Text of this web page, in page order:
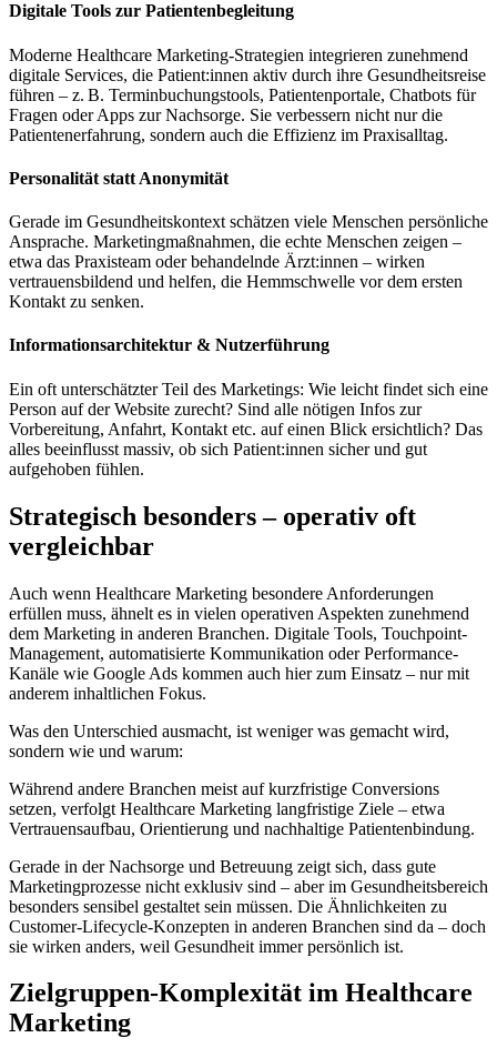
Digitale Tools zur Patientenbegleitung
Moderne Healthcare Marketing-Strategien integrieren zunehmend
digitale Services, die Patient:innen aktiv durch ihre Gesundheitsreise
führen – z. B. Terminbuchungstools, Patientenportale, Chatbots für
Fragen oder Apps zur Nachsorge. Sie verbessern nicht nur die
Patientenerfahrung, sondern auch die Effizienz im Praxisalltag.
Personalität statt Anonymität
Gerade im Gesundheitskontext schätzen viele Menschen persönliche
Ansprache. Marketingmaßnahmen, die echte Menschen zeigen –
etwa das Praxisteam oder behandelnde Ärzt:innen – wirken
vertrauensbildend und helfen, die Hemmschwelle vor dem ersten
Kontakt zu senken.
Informationsarchitektur & Nutzerführung
Ein oft unterschätzter Teil des Marketings: Wie leicht findet sich eine
Person auf der Website zurecht? Sind alle nötigen Infos zur
Vorbereitung, Anfahrt, Kontakt etc. auf einen Blick ersichtlich? Das
alles beeinflusst massiv, ob sich Patient:innen sicher und gut
aufgehoben fühlen.
Strategisch besonders – operativ oft
vergleichbar
Auch wenn Healthcare Marketing besondere Anforderungen
erfüllen muss, ähnelt es in vielen operativen Aspekten zunehmend
dem Marketing in anderen Branchen. Digitale Tools, Touchpoint-
Management, automatisierte Kommunikation oder Performance-
Kanäle wie Google Ads kommen auch hier zum Einsatz – nur mit
anderem inhaltlichen Fokus.
Was den Unterschied ausmacht, ist weniger was gemacht wird,
sondern wie und warum:
Während andere Branchen meist auf kurzfristige Conversions
setzen, verfolgt Healthcare Marketing langfristige Ziele – etwa
Vertrauensaufbau, Orientierung und nachhaltige Patientenbindung.
Gerade in der Nachsorge und Betreuung zeigt sich, dass gute
Marketingprozesse nicht exklusiv sind – aber im Gesundheitsbereich
besonders sensibel gestaltet sein müssen. Die Ähnlichkeiten zu
Customer-Lifecycle-Konzepten in anderen Branchen sind da – doch
sie wirken anders, weil Gesundheit immer persönlich ist.
Zielgruppen-Komplexität im Healthcare
Marketing